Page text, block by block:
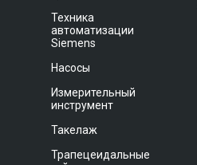
Техника
автоматизации
Siemens
Насосы
Измерительный
инструмент
Такелаж
Трапецеидальные